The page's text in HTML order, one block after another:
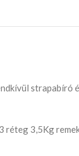
strapabíró
réteg 3,5Kg